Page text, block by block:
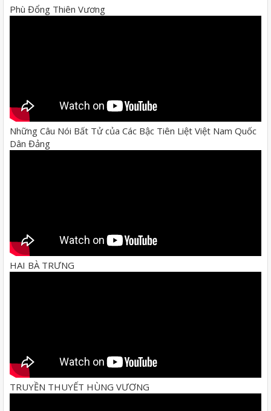
Phù Đổng Thiên Vương
Những Câu Nói Bất Tử của Các Bậc Tiên Liệt Việt Nam Quốc
Dân Đảng
HAI BÀ TRƯNG
TRUYỀN THUYẾT HÙNG VƯƠNG